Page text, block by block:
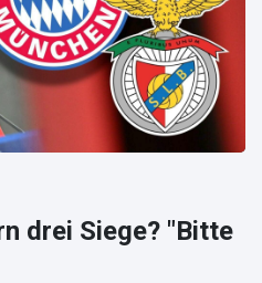
drei Siege? "Bitte